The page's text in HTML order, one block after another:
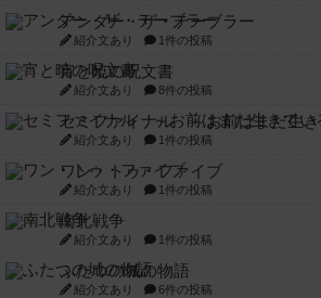
アンダー・ザ・テーブラー
紹介文あり 1件の投稿
宵と暁の呪文書
紹介文あり 8件の投稿
セミファイナル ～お前はまだ生き
紹介文あり 1件の投稿
ワン・トゥ・ファイブ
紹介文あり 1件の投稿
南北戦争
紹介文あり 1件の投稿
ふたつの城の物語
紹介文あり 6件の投稿